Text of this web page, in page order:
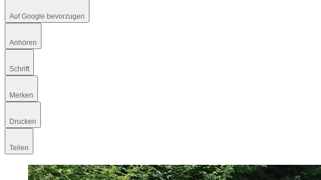
Auf Google bevorzugen
Anhören
Schrift
Merken
Drucken
Teilen